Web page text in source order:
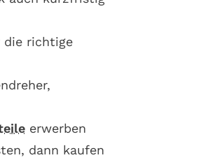
die richtige
erwerben
dann kaufen